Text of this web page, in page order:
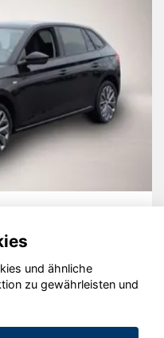
2020 - 2026
und ähnliche
zu gewährleisten und